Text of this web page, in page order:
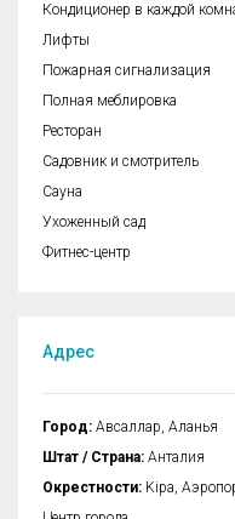
Кондиционер в каждой
Лифты
Пожарная сигнализация
Полная меблировка
Ресторан
Садовник и смотритель
Сауна
Ухоженный сад
Фитнес-центр
Адрес
Город: Авсаллар, Аланья
Штат / Страна: Анталия
Окрестности: Kipa,